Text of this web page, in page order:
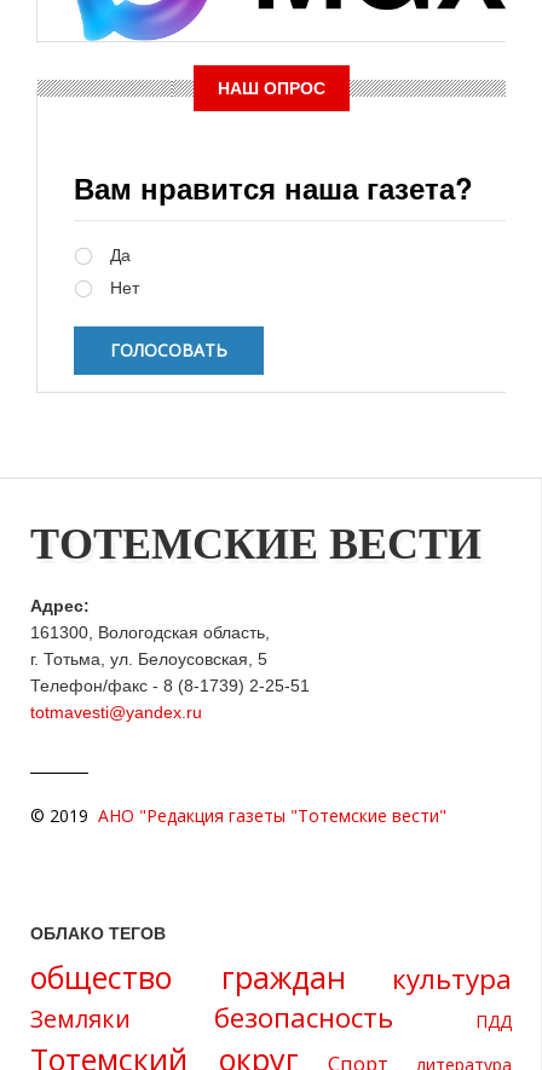
НАШ ОПРОС
Вам нравится наша газета?
Да
Нет
ТОТЕМСКИЕ ВЕСТИ
Адрес:
161300, Вологодская область,
г. Тотьма, ул. Белоусовская, 5
Телефон/факс - 8 (8-1739) 2-25-51
totmavesti@yandex.ru
© 2019 АНО "Редакция газеты "Тотемские вести"
ОБЛАКО ТЕГОВ
общество граждан культура
Земляки безопасность ПДД
Тотемский округ Спорт литература